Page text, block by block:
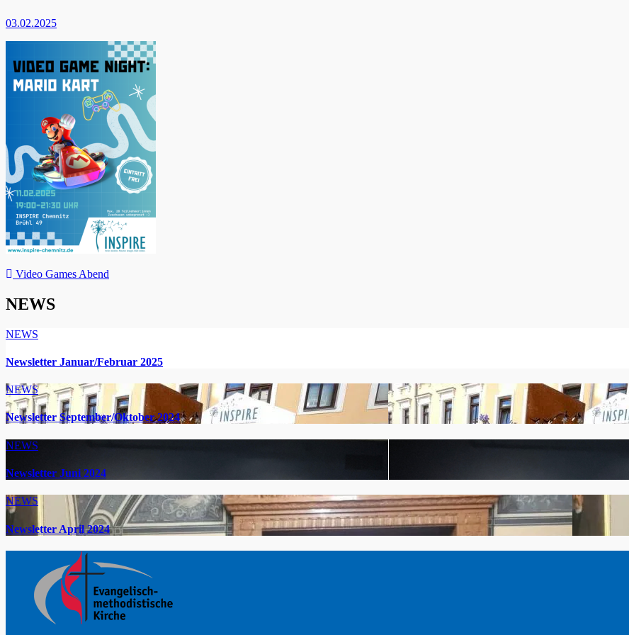
03.02.2025
Beitragsnavigation
Video Games Abend
NEWS
NEWS
Newsletter Januar/Februar 2025
NEWS
Newsletter September/Oktober 2024
NEWS
Newsletter Juni 2024
NEWS
Newsletter April 2024